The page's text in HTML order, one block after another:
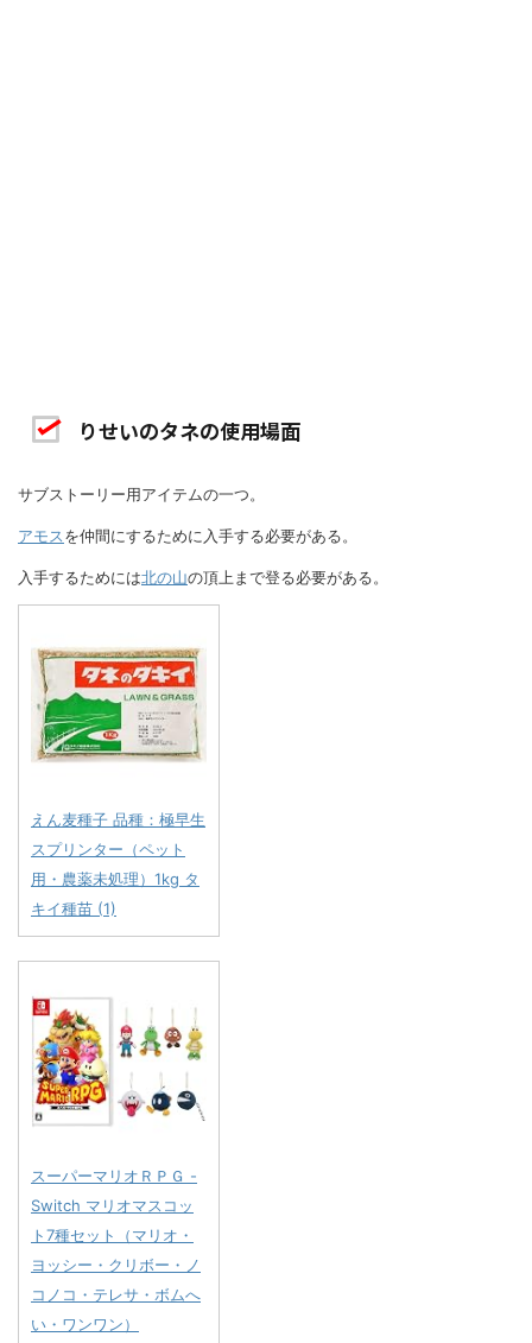
りせいのタネの使用場面
サブストーリー用アイテムの一つ。
アモスを仲間にするために入手する必要がある。
入手するためには北の山の頂上まで登る必要がある。
えん麦種子 品種：極早生
スプリンター（ペット
用・農薬未処理）1kg タ
キイ種苗 (1)
スーパーマリオＲＰＧ -
Switch マリオマスコッ
ト7種セット（マリオ・
ヨッシー・クリボー・ノ
コノコ・テレサ・ボムへ
い・ワンワン）